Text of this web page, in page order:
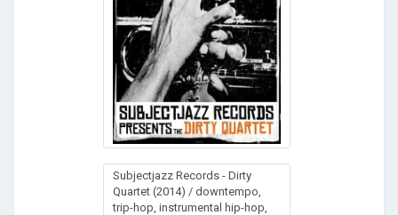
Subjectjazz Records - Dirty
Quartet (2014) / downtempo,
trip-hop, instrumental hip-hop,